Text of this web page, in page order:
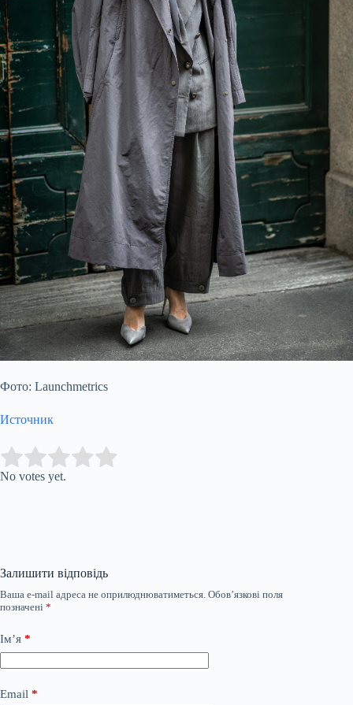
Фото: Launchmetrics
Источник
Rate this item:
No votes yet.
Залишити відповідь
Ваша e-mail адреса не оприлюднюватиметься. Обов’язкові поля
позначені *
Ім’я *
Email *